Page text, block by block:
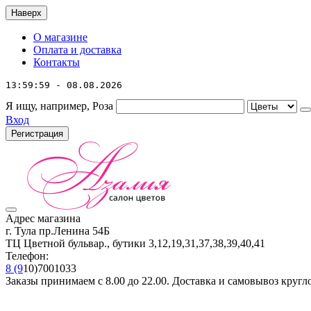
Наверх
О магазине
Оплата и доставка
Контакты
13:59:59 - 08.08.2026
Я ищу, например, Роза
Вход
Регистрация
Адрес магазина
г. Тула пр.Ленина 54Б
ТЦ Цветной бульвар., бутики 3,12,19,31,37,38,39,40,41
Телефон:
8 (910)7001033
Заказы принимаем с 8.00 до 22.00. Доставка и самовывоз